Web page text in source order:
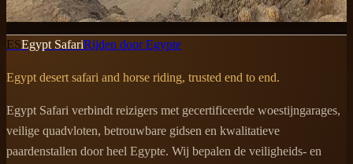
Read the guide→
ESEgypt SafariRijden door Egypte
Egypt desert safari and horse riding, trusted end to end.
Egypt Safari verbindt reizigers met gecertificeerde woestijngarages,
veilige quadvloten, betrouwbare gidsen en kwalitatieve
paardenstallen door heel Egypte. Wij bepalen de veiligheids- en